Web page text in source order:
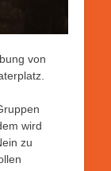
von
wird
zu